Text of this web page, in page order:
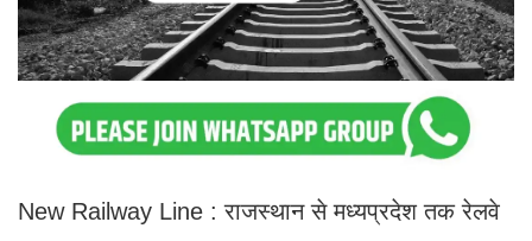
New Railway Line : राजस्थान से मध्यप्रदेश तक रेलवे